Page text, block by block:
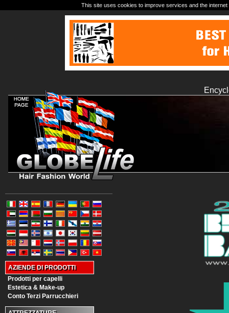
AZIENDE DI PRODOTTI
Prodotti per capelli
Estetica & Make-up
Conto Terzi Parrucchieri
This site uses cookies to improve services and the